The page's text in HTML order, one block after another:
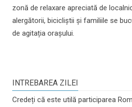
zonă de relaxare apreciată de
alergătorii, bicicliștii și familiile se
de agitația orașului.
INTREBAREA ZILEI
Credeți că este utilă participarea